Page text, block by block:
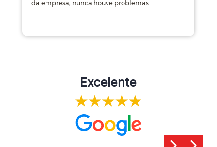
da empresa, nunca houve problemas.
Excelente